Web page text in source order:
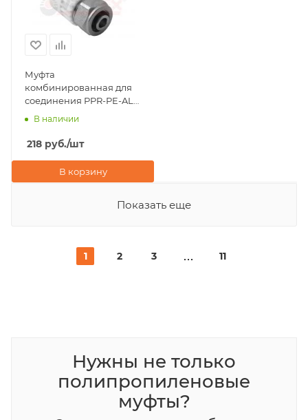
Муфта
комбинированная для
соединения PPR-PE-AL-
PE труб 20x16 Valfex,
В наличии
218 руб./шт
В корзину
Показать еще
1 2 3 11
Нужны не только
полипропиленовые
муфты?